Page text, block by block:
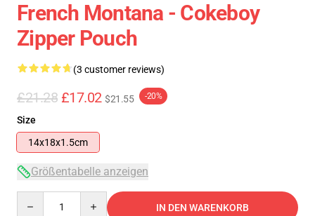
French Montana - Cokeboy
Zipper Pouch
(3 customer reviews)
£21.28 £17.02 $21.55 -20%
Size
14x18x1.5cm
Größentabelle anzeigen
IN DEN WARENKORB